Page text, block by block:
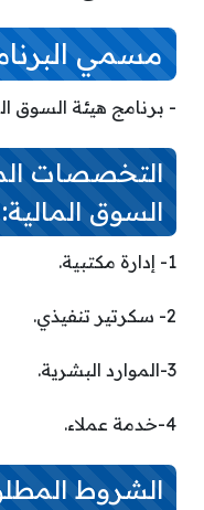
مسمي
­- برنامج هيئة السوق
التخصصات
السوق المالية:
1- إدارة مكتبية.
2- سكرتير تنفيذي.
3-الموارد البشرية.
4-خدمة عملاء.
الشروط